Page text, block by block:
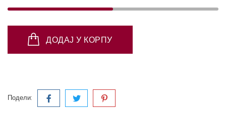
ДОДАЈ У КОРПУ
Подели: